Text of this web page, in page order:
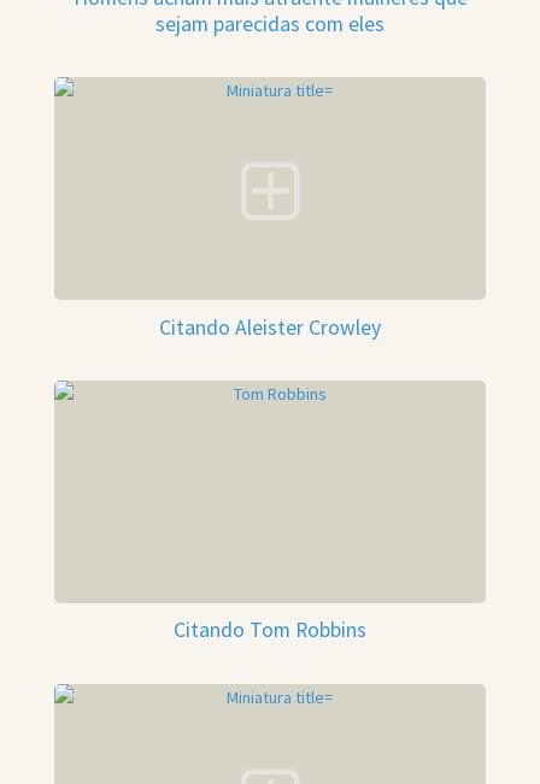
sejam parecidas com eles
Citando Aleister Crowley
Citando Tom Robbins